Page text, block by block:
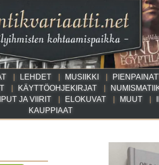
LEHDET MUSIIKKI
KÄYTTÖOHJEKIRJAT
JA VIIRIT ELOKUVAT MUUT
KAUPPIAAT